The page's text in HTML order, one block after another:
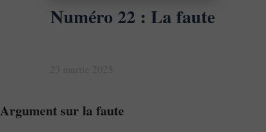
Numéro 22 : La faute
Argument sur la faute